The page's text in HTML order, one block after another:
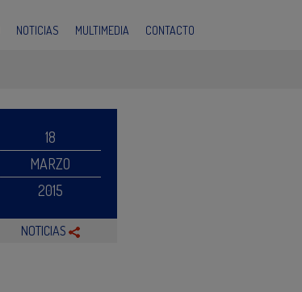
NOTICIAS MULTIMEDIA CONTACTO
18
MARZO
2015
NOTICIAS